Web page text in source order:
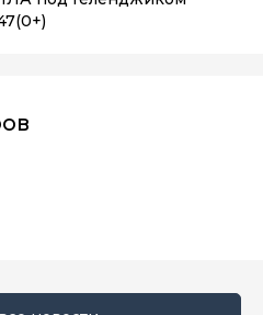
(0+)